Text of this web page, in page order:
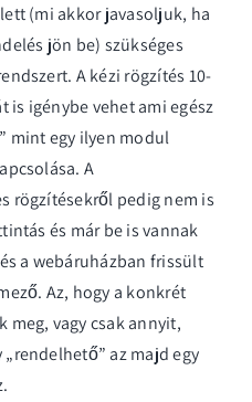
(mi akkor javasoljuk, ha
jön be) szükséges
A kézi rögzítés 10-
is igénybe vehet ami egész
mint egy ilyen modul
A
rögzítésekről pedig nem is
és már be is vannak
a webáruházban frissült
Az, hogy a konkrét
vagy csak annyit,
„rendelhető” az majd egy